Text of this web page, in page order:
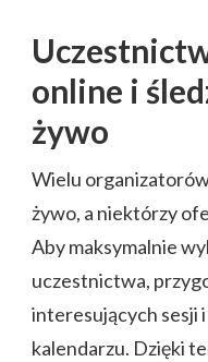
online i
żywo
Wielu
żywo, a niektórzy
Aby maksymalnie
uczestnictwa,
interesujących sesji
kalendarzu. Dzięki